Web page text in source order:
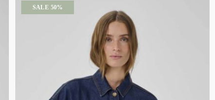
SALE 50%